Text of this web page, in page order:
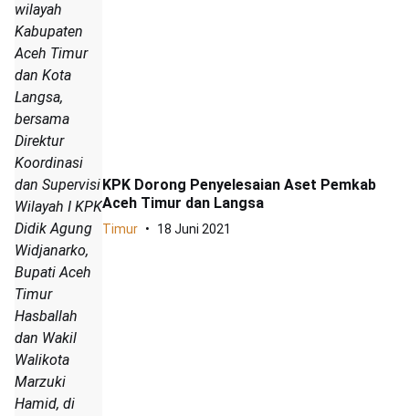
wilayah
Kabupaten
Aceh Timur
dan Kota
Langsa,
bersama
Direktur
Koordinasi
dan Supervisi
Wilayah I KPK
Didik Agung
Widjanarko,
Bupati Aceh
Timur
Hasballah
dan Wakil
Walikota
Marzuki
Hamid, di
KPK Dorong Penyelesaian Aset Pemkab
Aceh Timur dan Langsa
Timur 18 Juni 2021